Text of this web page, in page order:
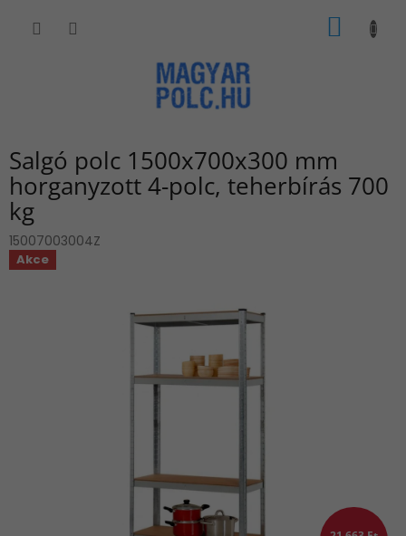
KOSÁR
Salgó polc 1500x700x300 mm
horganyzott 4-polc, teherbírás 700
kg
15007003004Z
Akce